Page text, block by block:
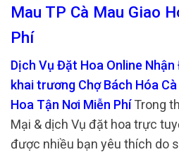
Mau TP Cà Mau Giao
Phí
Dịch Vụ Đặt Hoa Online
khai trương Chợ Bách Hóa
Hoa Tận Nơi Miễn PhíTrong
Mại & dịch Vụ đặt hoa trực
được nhiều bạn yêu thích do